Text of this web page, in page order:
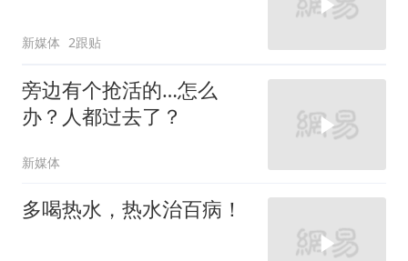
新媒体 2跟贴
旁边有个抢活的…怎么
办？人都过去了？
新媒体
多喝热水，热水治百病！